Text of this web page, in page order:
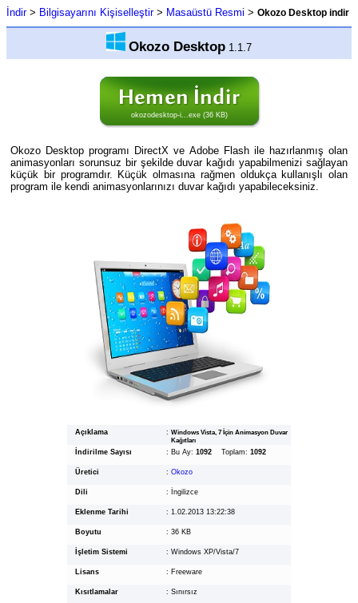
İndir> Bilgisayarını Kişiselleştir> Masaüstü Resmi > Okozo Desktop indir
Okozo Desktop 1.1.7
okozodesktop-i...exe (36 KB)
Okozo Desktop programı DirectX ve Adobe Flash ile hazırlanmış olan
animasyonları sorunsuz bir şekilde duvar kağıdı yapabilmenizi sağlayan
küçük bir programdır. Küçük olmasına rağmen oldukça kullanışlı olan
program ile kendi animasyonlarınızı duvar kağıdı yapabileceksiniz.
Açıklama : Windows Vista, 7 İçin Animasyon Duvar
Kağıtları
İndirilme Sayısı : Bu Ay: 1092 Toplam: 1092
Üretici : Okozo
Dili : İngilizce
Eklenme Tarihi : 1.02.2013 13:22:38
Boyutu : 36 KB
İşletim Sistemi : Windows XP/Vista/7
Lisans : Freeware
Kısıtlamalar : Sınırsız